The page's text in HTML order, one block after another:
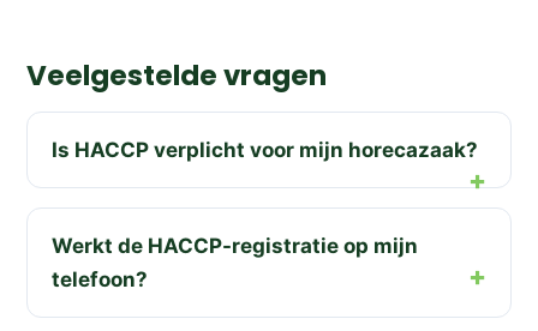
Veelgestelde vragen
Is HACCP verplicht voor mijn horecazaak?
Werkt de HACCP-registratie op mijn
telefoon?